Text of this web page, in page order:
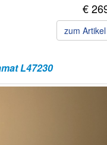
€
zum
L47230